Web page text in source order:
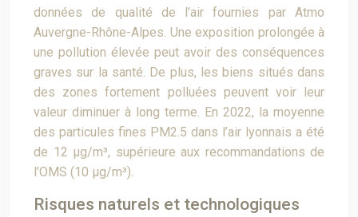
données de qualité de l’air fournies par Atmo
Auvergne-Rhône-Alpes. Une exposition prolongée à
une pollution élevée peut avoir des conséquences
graves sur la santé. De plus, les biens situés dans
des zones fortement polluées peuvent voir leur
valeur diminuer à long terme. En 2022, la moyenne
des particules fines PM2.5 dans l’air lyonnais a été
de 12 µg/m³, supérieure aux recommandations de
l’OMS (10 µg/m³).
Risques naturels et technologiques